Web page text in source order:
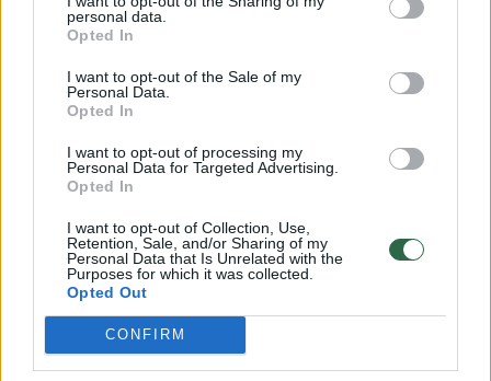
personal data.
Opted In
I want to opt-out of the Sale of my
Personal Data.
Opted In
I want to opt-out of processing my
Personal Data for Targeted Advertising.
Opted In
I want to opt-out of Collection, Use,
Retention, Sale, and/or Sharing of my
Personal Data that Is Unrelated with the
Purposes for which it was collected.
Opted Out
CONFIRM
neegzistuoja. Mano patarimas būtų
paprastas: sustokite. Taškas.
Šis procesas visiškai neveikia.
Galima turėti idėją, kaip norėtum atrodyti,
tačiau tokia savavališka, mokslu nepagrįsta
sistema yra beprotiška ir neturi jokios
prasmės.
Mes negalėsime jūsų sugrąžinti į pradinę